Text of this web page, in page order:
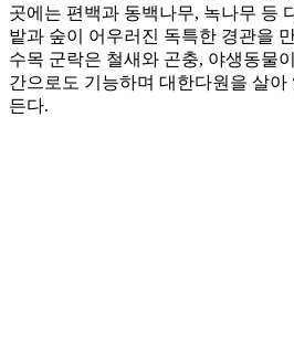
곳에는 편백과 동백나무, 녹나무 등
밭과 숲이 어우러진 독특한 경관을
수목 군락은 철새와 곤충, 야생동물
간으로도 기능하며 대한다원을 살
든다.